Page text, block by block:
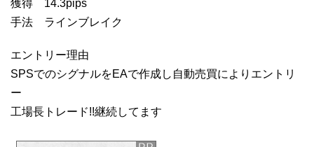
獲得 14.3pips
手法 ラインブレイク
エントリー理由
SPSでのシグナルをEAで作成し自動売買によりエントリ
ー
工場長トレード!!継続してます